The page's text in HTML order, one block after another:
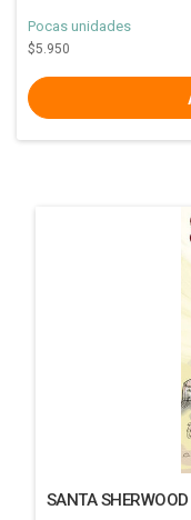
Pocas unidades
$5.950
SANTA